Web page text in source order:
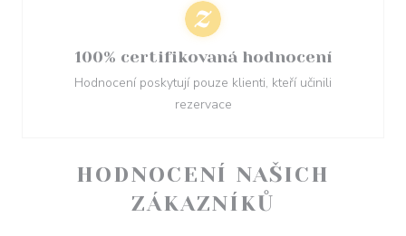
HODNOCENÍ NAŠICH
ZÁKAZNÍKŮ
100% certifikovaná hodnocení
Hodnocení poskytují pouze klienti, kteří učinili
rezervace